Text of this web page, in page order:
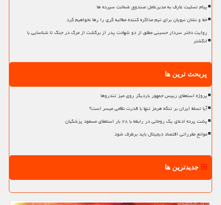
پیام تسلیت عارف به مدیرعامل صندوق ضمانت سپرده ها
خط و نشان نبویان برای تیم مذاکره کننده مطالبه گری را رها نخواهیم کرد
روایت دختر سردار حسینی مطلق از دو شهادت پدر از برگشت از مرگ در جنگ تا شناسایی با
انگشتر
پربحث ترین ها
پروژه استعفای رییس جمهور باردیگر روی میز تندروها
آیا تسلط ایران بر تنگه هرمز تنها با قدرت نظامی میسر است؟
پشت پرده ادعای یک روحانی در رابطه با ۲۸ بار استعفای مسعود پزشکیان
موانع مقرراتی اقتصاد دیجیتال باید برطرف شود
جدیدترین ها